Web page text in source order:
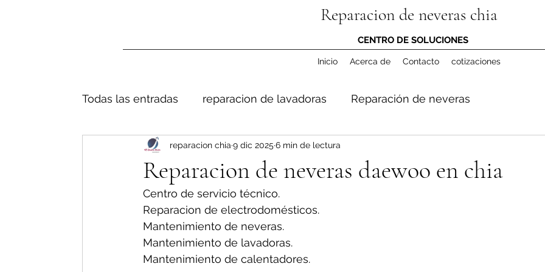
Reparacion de neveras chia
CENTRO DE SOLUCIONES
Inicio Acerca de Contacto cotizaciones
Todas las entradas reparacion de lavadoras Reparación de neveras
Reparacion de neveras daewoo en chia
reparacion chia 9 dic 2025 6 min de lectura
Centro de servicio técnico.
Reparacion de electrodomésticos.
Mantenimiento de neveras.
Mantenimiento de lavadoras.
Mantenimiento de calentadores.